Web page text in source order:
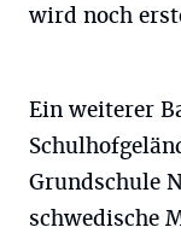
wird noch
Ein weiterer
Grundschule
schwedische